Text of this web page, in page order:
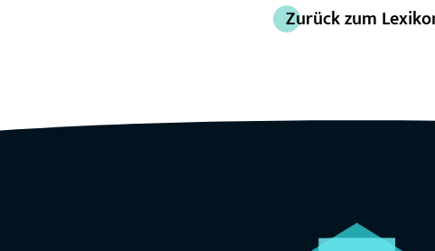
Zurück zum